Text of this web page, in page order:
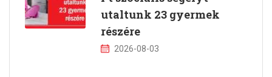
utaltunk 23 gyermek
részére
2026-08-03